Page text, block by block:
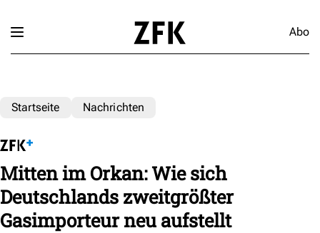
Abo
Startseite Nachrichten
Mitten im Orkan: Wie sich
Deutschlands zweitgrößter
Gasimporteur neu aufstellt